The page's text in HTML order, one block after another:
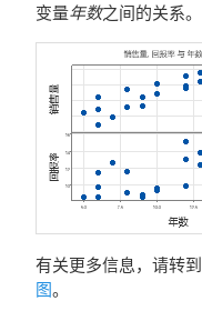
变量年数之间的关系。
有关更多信息，请转到
图。